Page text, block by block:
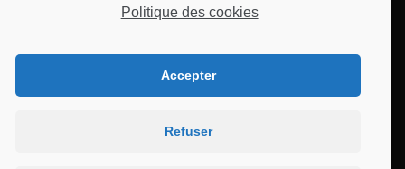
Du lundi au vendredi de 14h à 18h et le mercredi de 10h à
Bienvenue au CSC
Politique des cookies
Accepter
Refuser